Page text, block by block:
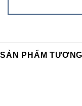
SẢN PHẨM